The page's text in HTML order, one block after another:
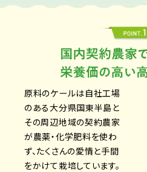
原料のケールは自社工場
のある大分県国東半島と
その周辺地域の契約農家
が農薬・化学肥料を使わ
ず、たくさんの愛情と手間
をかけて栽培しています。